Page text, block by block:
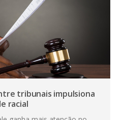
tribunais impulsiona
racial